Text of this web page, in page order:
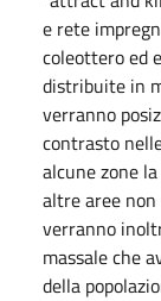
e rete
coleottero ed
distribuite in
verranno
contrasto
alcune zone
altre aree
verranno
massale che
della